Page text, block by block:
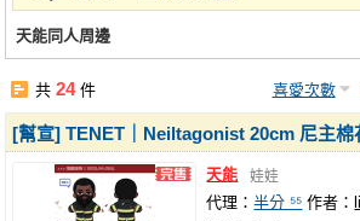
註冊會員
天能同人周邊
共24件 喜愛次數
[幫宣] TENET｜Neiltagonist 20cm 尼主棉
天能 娃娃
代理：半分 ⁵⁵ 作者：